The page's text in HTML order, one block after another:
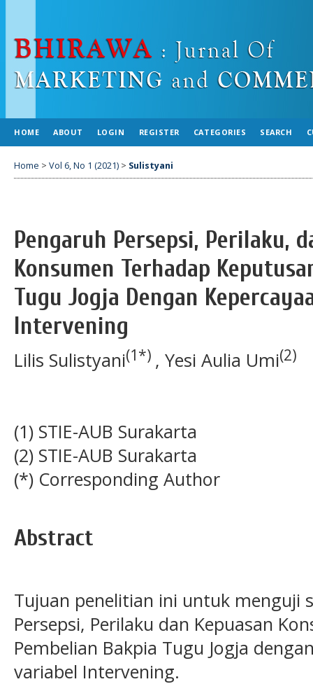
HOME ABOUT LOGIN REGISTER CATEGORIES SEARCH
Home > Vol 6, No 1 (2021) > Sulistyani
Pengaruh Persepsi, Perilaku,
Konsumen Terhadap
Tugu Jogja Dengan
Intervening
Lilis Sulistyani(1*) , Yesi Aulia Umi(2)
(1) STIE-AUB Surakarta
(2) STIE-AUB Surakarta
(*) Corresponding Author
Abstract
Tujuan penelitian ini untuk menguji
Persepsi, Perilaku dan Kepuasan
Pembelian Bakpia Tugu Jogja
variabel Intervening.